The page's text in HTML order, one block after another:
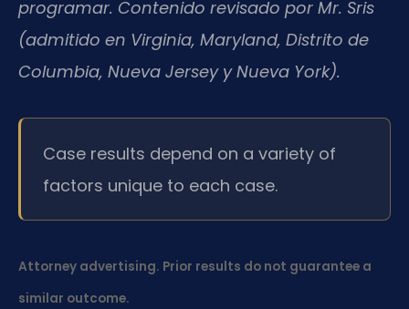
programar. Contenido revisado por Mr. Sris
(admitido en Virginia, Maryland, Distrito de
Columbia, Nueva Jersey y Nueva York).
Case results depend on a variety of
factors unique to each case.
Attorney advertising. Prior results do not guarantee a
similar outcome.